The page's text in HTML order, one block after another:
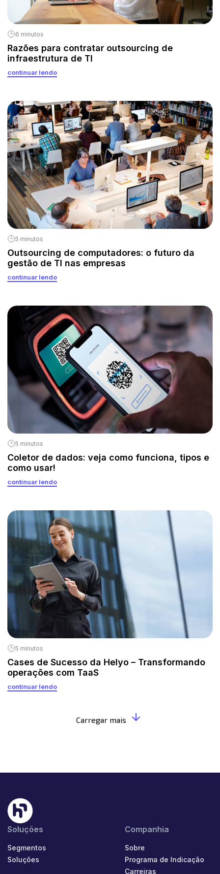
6 minutos
Razões para contratar outsourcing de
infraestrutura de TI
continuar lendo
5 minutos
Outsourcing de computadores: o futuro da
gestão de TI nas empresas
continuar lendo
5 minutos
Coletor de dados: veja como funciona, tipos e
como usar!
continuar lendo
5 minutos
Cases de Sucesso da Helyo – Transformando
operações com TaaS
continuar lendo
Carregar mais
Soluções
Segmentos
Soluções
Companhia
Sobre
Programa de Indicação
Carreiras